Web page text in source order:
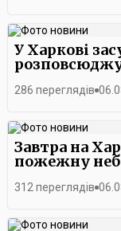
У Харкові
286 переглядів
Завтра на
пожежну
312 переглядів